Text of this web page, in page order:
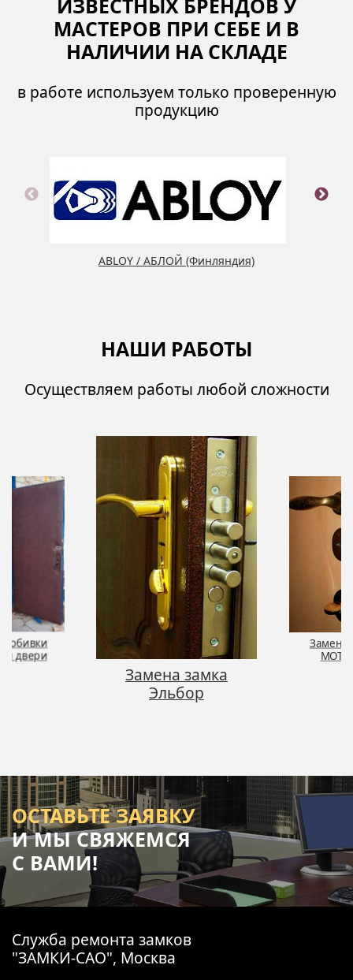
ИЗВЕСТНЫХ БРЕНДОВ У
МАСТЕРОВ ПРИ СЕБЕ И В
НАЛИЧИИ НА СКЛАДЕ
в работе используем только проверенную
продукцию
ABLOY / АБЛОЙ (Финляндия)
НАШИ РАБОТЫ
Осуществляем работы любой сложности
замка
Замена замка
MOTTURA
Монтаж
ОСТАВЬТЕ ЗАЯВКУ
И МЫ СВЯЖЕМСЯ
С ВАМИ!
Служба ремонта замков
"ЗАМКИ-САО", Москва